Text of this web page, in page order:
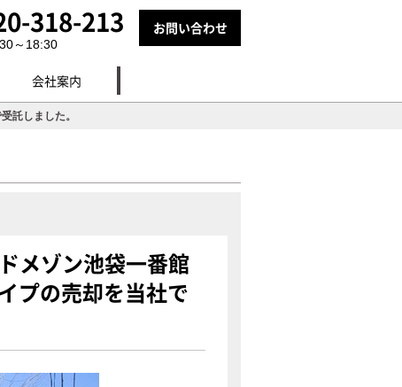
318-213
～18:30
お問い合わせ
会社案内
託しました。
メゾン池袋一番館
プの売却を当社で